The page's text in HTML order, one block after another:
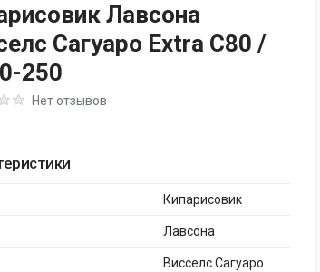
Лавсона
Сагуаро Extra C80 /
250
out of 5Нет отзывов
Кипарисовик
Лавсона
Висселс Сагуаро